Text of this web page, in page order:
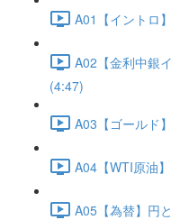
A01【イントロ
A02【金利中銀
(4:47)
A03【ゴールド
A04【WTI原油
A05【為替】円